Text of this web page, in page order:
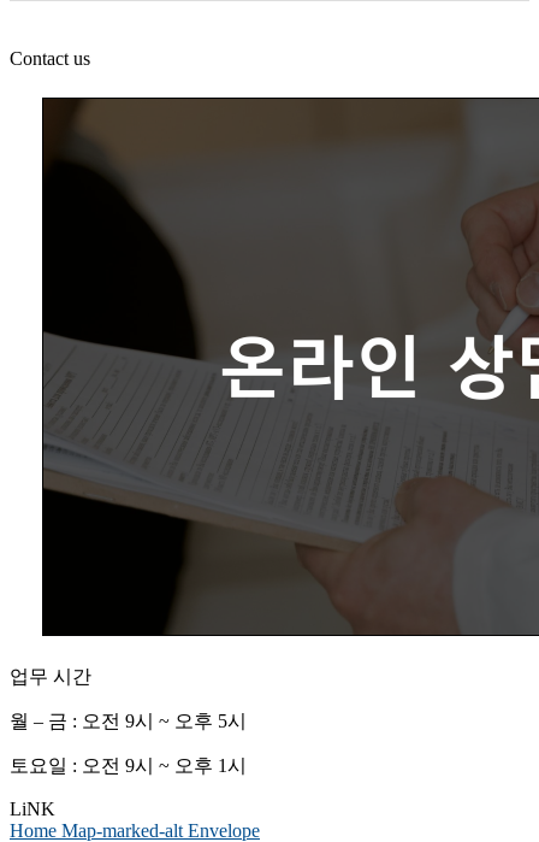
Contact us
업무 시간
월 – 금 : 오전 9시 ~ 오후 5시
토요일 : 오전 9시 ~ 오후 1시
LiNK
Home Map-marked-alt Envelope